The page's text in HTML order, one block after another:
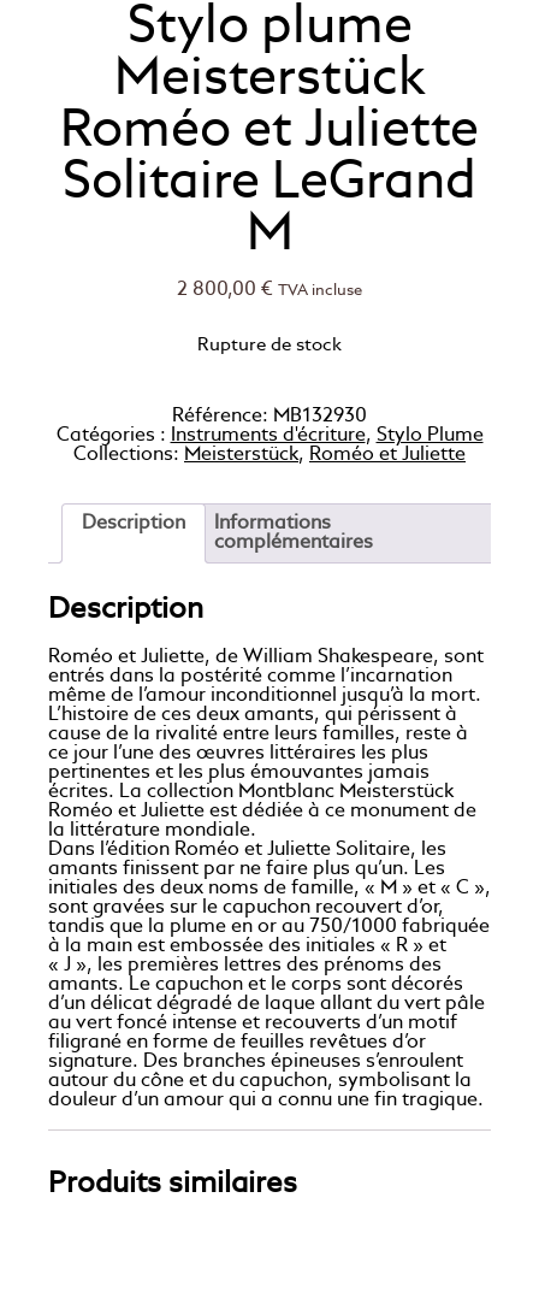
Stylo plume
Meisterstück
Roméo et Juliette
Solitaire LeGrand
M
2 800,00 € TVA incluse
Rupture de stock
Référence: MB132930
Catégories : Instruments d'écriture, Stylo Plume
Collections: Meisterstück, Roméo et Juliette
Description
Informations
complémentaires
Description
Roméo et Juliette, de William Shakespeare, sont
entrés dans la postérité comme l’incarnation
même de l’amour inconditionnel jusqu’à la mort.
L’histoire de ces deux amants, qui périssent à
cause de la rivalité entre leurs familles, reste à
ce jour l’une des œuvres littéraires les plus
pertinentes et les plus émouvantes jamais
écrites. La collection Montblanc Meisterstück
Roméo et Juliette est dédiée à ce monument de
la littérature mondiale.
Dans l’édition Roméo et Juliette Solitaire, les
amants finissent par ne faire plus qu’un. Les
initiales des deux noms de famille, « M » et « C »,
sont gravées sur le capuchon recouvert d’or,
tandis que la plume en or au 750/1000 fabriquée
à la main est embossée des initiales « R » et
« J », les premières lettres des prénoms des
amants. Le capuchon et le corps sont décorés
d’un délicat dégradé de laque allant du vert pâle
au vert foncé intense et recouverts d’un motif
filigrané en forme de feuilles revêtues d’or
signature. Des branches épineuses s’enroulent
autour du cône et du capuchon, symbolisant la
douleur d’un amour qui a connu une fin tragique.
Produits similaires